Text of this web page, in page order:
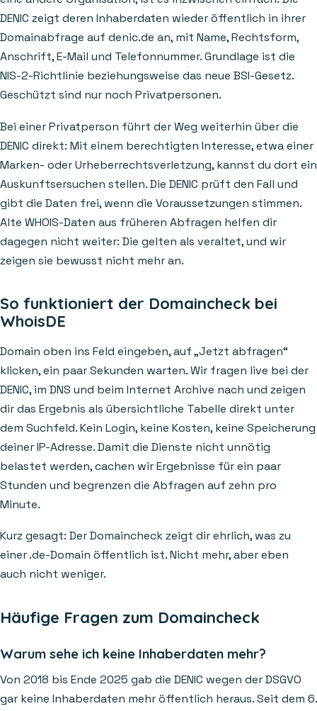
DENIC zeigt deren Inhaberdaten wieder öffentlich in ihrer
Domainabfrage auf denic.de an, mit Name, Rechtsform,
Anschrift, E-Mail und Telefonnummer. Grundlage ist die
NIS-2-Richtlinie beziehungsweise das neue BSI-Gesetz.
Geschützt sind nur noch Privatpersonen.
Bei einer Privatperson führt der Weg weiterhin über die
DENIC direkt: Mit einem berechtigten Interesse, etwa einer
Marken- oder Urheberrechtsverletzung, kannst du dort ein
Auskunftsersuchen stellen. Die DENIC prüft den Fall und
gibt die Daten frei, wenn die Voraussetzungen stimmen.
Alte WHOIS-Daten aus früheren Abfragen helfen dir
dagegen nicht weiter: Die gelten als veraltet, und wir
zeigen sie bewusst nicht mehr an.
So funktioniert der Domaincheck bei
WhoisDE
Domain oben ins Feld eingeben, auf „Jetzt abfragen“
klicken, ein paar Sekunden warten. Wir fragen live bei der
DENIC, im DNS und beim Internet Archive nach und zeigen
dir das Ergebnis als übersichtliche Tabelle direkt unter
dem Suchfeld. Kein Login, keine Kosten, keine Speicherung
deiner IP-Adresse. Damit die Dienste nicht unnötig
belastet werden, cachen wir Ergebnisse für ein paar
Stunden und begrenzen die Abfragen auf zehn pro
Minute.
Kurz gesagt: Der Domaincheck zeigt dir ehrlich, was zu
einer .de-Domain öffentlich ist. Nicht mehr, aber eben
auch nicht weniger.
Häufige Fragen zum Domaincheck
Warum sehe ich keine Inhaberdaten mehr?
Von 2018 bis Ende 2025 gab die DENIC wegen der DSGVO
gar keine Inhaberdaten mehr öffentlich heraus. Seit dem 6.